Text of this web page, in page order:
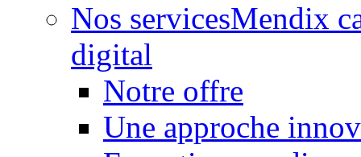
Nos servicesMendix
digital
Notre offre
Une approche